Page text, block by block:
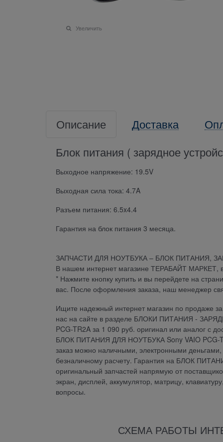
Увеличить
Описание Доставка
Блок питания ( зарядное
Выходное напряжение: 19.5V
Выходная сила тока: 4.7A
Разъем питания: 6.5x4.4
Гарантия на блок питания 3 месяца.
ЗАПЧАСТИ ДЛЯ НОУТБУКА – БЛОК ПИТАНИЯ,
В нашем интернет магазине ТЕРАБАЙТ МАРКЕТ,
* Нажмите кнопку купить и вы перейдете на
вас. После оформления заказа, наш менеджер
Ищите надежный интернет магазин по продаже
нас на сайте в разделе БЛОКИ ПИТАНИЯ -
PCG-TR2A за 1 090 руб. оригинал или аналог с
БЛОК ПИТАНИЯ ДЛЯ НОУТБУКА Sony VAIO PCG-
заказ можно наличными, электронными
безналичному расчету. Гарантия на БЛОК
оригинальный запчастей напрямую от
экран, дисплей, аккумулятор, матрицу,
вопросы.
СХЕМА РАБОТЫ